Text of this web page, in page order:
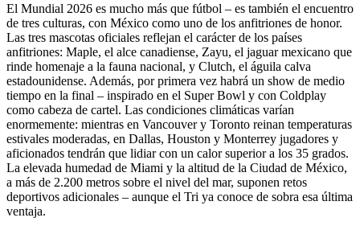
El Mundial 2026 es mucho más que fútbol – es también el encuentro
de tres culturas, con México como uno de los anfitriones de honor.
Las tres mascotas oficiales reflejan el carácter de los países
anfitriones: Maple, el alce canadiense, Zayu, el jaguar mexicano que
rinde homenaje a la fauna nacional, y Clutch, el águila calva
estadounidense. Además, por primera vez habrá un show de medio
tiempo en la final – inspirado en el Super Bowl y con Coldplay
como cabeza de cartel. Las condiciones climáticas varían
enormemente: mientras en Vancouver y Toronto reinan temperaturas
estivales moderadas, en Dallas, Houston y Monterrey jugadores y
aficionados tendrán que lidiar con un calor superior a los 35 grados.
La elevada humedad de Miami y la altitud de la Ciudad de México,
a más de 2.200 metros sobre el nivel del mar, suponen retos
deportivos adicionales – aunque el Tri ya conoce de sobra esa última
ventaja.